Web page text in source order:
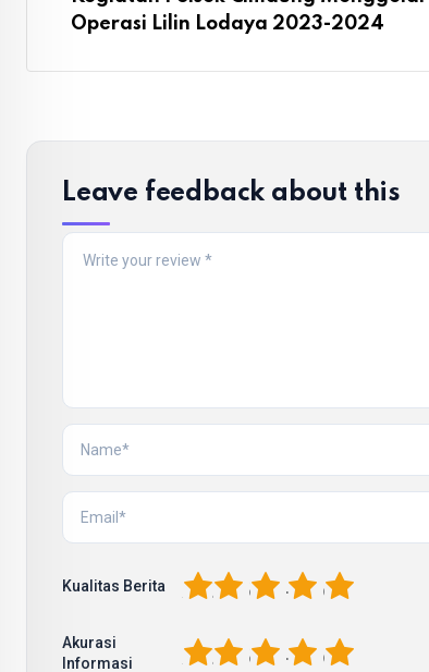
Operasi Lilin Lodaya 2023-2024
Leave feedback about this
Kualitas Berita 5
4
3
2
Akurasi
Informasi
5
4
3
2